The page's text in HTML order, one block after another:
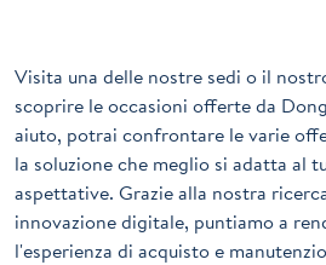
Visita una delle nostre sedi o il
scoprire le occasioni offerte da
aiuto, potrai confrontare le varie
la soluzione che meglio si adatta al
aspettative. Grazie alla nostra
innovazione digitale, puntiamo a
l'esperienza di acquisto e